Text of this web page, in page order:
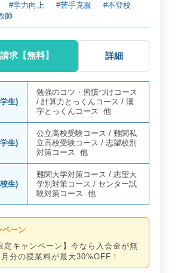
#学力向上 #苦手克服
#不登校
師
求【無料】 詳細
生)
勉強のコツ・習慣づけコース
/計算力とっくんコース /漢
字とっくんコース 他
生)
公立高校受験コース /難関私
立高校受験コース /志望校別
対策コース 他
生)
難関大学対策コース /志望大
学別対策コース /センター試
験対策コース 他
ペーン
定キャンペーン】今なら入会金が無
分の授業料が最大30%OFF！